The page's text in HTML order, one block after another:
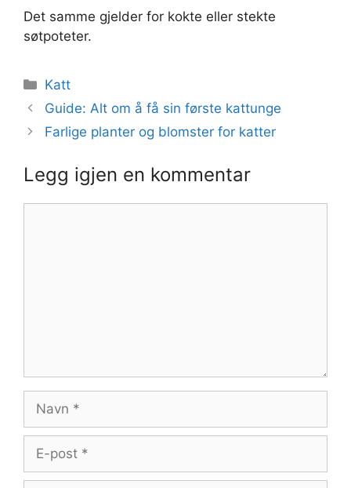
Det samme gjelder for kokte eller stekte
søtpoteter.
Kategorier
Katt
Guide: Alt om å få sin første kattunge
Farlige planter og blomster for katter
Legg igjen en kommentar
post